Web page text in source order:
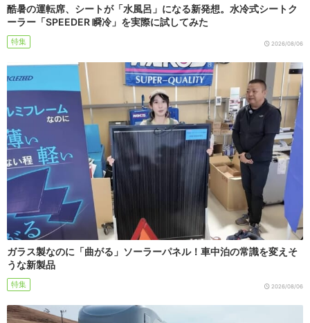
酷暑の運転席、シートが「水風呂」になる新発想。水冷式シートク
ーラー「SPEEDER 瞬冷」を実際に試してみた
特集 2026/08/06
ガラス製なのに「曲がる」ソーラーパネル！車中泊の常識を変えそ
うな新製品
特集 2026/08/06